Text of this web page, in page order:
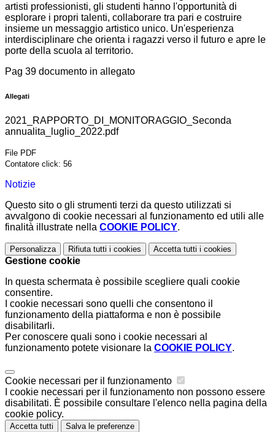
artisti professionisti, gli studenti hanno l'opportunità di
esplorare i propri talenti, collaborare tra pari e costruire
insieme un messaggio artistico unico. Un'esperienza
interdisciplinare che orienta i ragazzi verso il futuro e apre le
porte della scuola al territorio.
Pag 39 documento in allegato
Allegati
2021_RAPPORTO_DI_MONITORAGGIO_Seconda
annualita_luglio_2022.pdf
File PDF
Contatore click: 56
Notizie
Questo sito o gli strumenti terzi da questo utilizzati si
avvalgono di cookie necessari al funzionamento ed utili alle
finalità illustrate nella COOKIE POLICY.
Personalizza Rifiuta tutti i cookies Accetta tutti i cookies
Gestione cookie
In questa schermata è possibile scegliere quali cookie
consentire.
I cookie necessari sono quelli che consentono il
funzionamento della piattaforma e non è possibile
disabilitarli.
Per conoscere quali sono i cookie necessari al
funzionamento potete visionare la COOKIE POLICY.
Cookie necessari per il funzionamento
I cookie necessari per il funzionamento non possono essere
disabilitati. È possibile consultare l'elenco nella pagina della
cookie policy.
Accetta tutti Salva le preferenze